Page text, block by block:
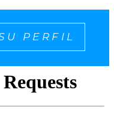
PERFIL